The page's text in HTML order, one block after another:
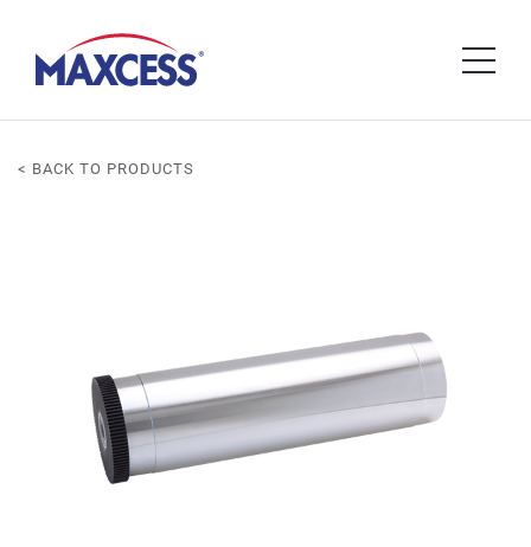
< BACK TO PRODUCTS